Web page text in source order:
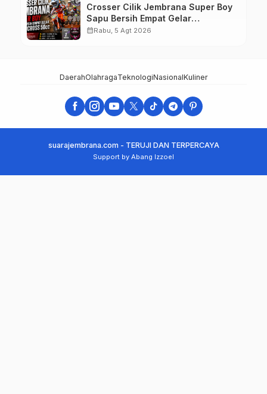
Crosser Cilik Jembrana Super Boy
Sapu Bersih Empat Gelar
Motocross 50cc
calendar_monthRabu, 5 Agt 2026
DaerahOlahragaTeknologiNasionalKuliner
suarajembrana.com - TERUJI DAN TERPERCAYA
Support by Abang Izzoel